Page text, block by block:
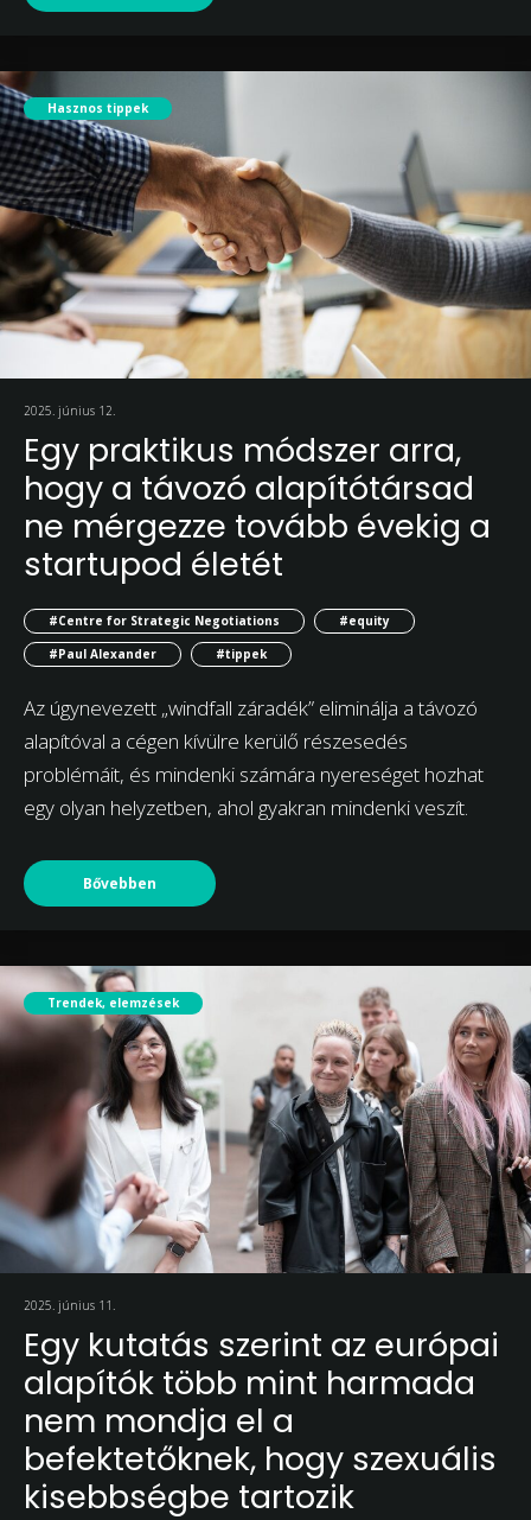
Hasznos tippek
2025. június 12.
Egy praktikus módszer arra,
hogy a távozó alapítótársad
ne mérgezze tovább évekig a
startupod életét
#Centre for Strategic Negotiations
#equity
#Paul Alexander
#tippek
Az úgynevezett „windfall záradék” eliminálja a távozó
alapítóval a cégen kívülre kerülő részesedés
problémáit, és mindenki számára nyereséget hozhat
egy olyan helyzetben, ahol gyakran mindenki veszít.
Bővebben
Trendek, elemzések
2025. június 11.
Egy kutatás szerint az európai
alapítók több mint harmada
nem mondja el a
befektetőknek, hogy szexuális
kisebbségbe tartozik